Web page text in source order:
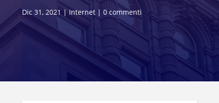
Dic 31, 2021 | Internet| 0 commenti